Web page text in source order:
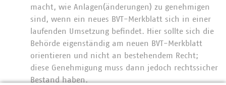
macht, wie Anlagen(änderungen) zu genehmigen
sind, wenn ein neues BVT-Merkblatt sich in einer
laufenden Umsetzung befindet. Hier sollte sich die
Behörde eigenständig am neuen BVT-Merkblatt
orientieren und nicht an bestehendem Recht;
diese Genehmigung muss dann jedoch rechtssicher
Bestand haben.